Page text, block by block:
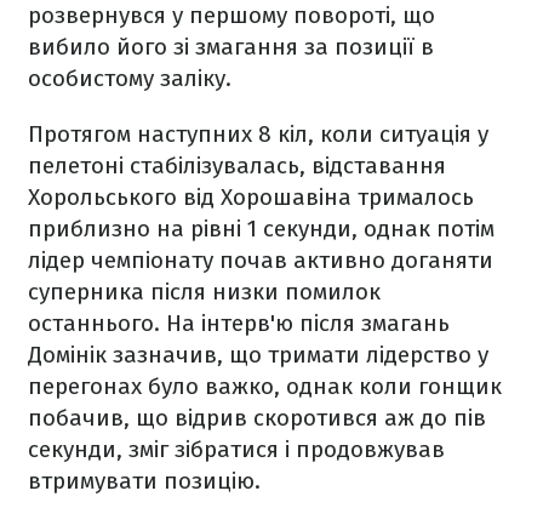
розвернувся у першому повороті, що
вибило його зі змагання за позиції в
особистому заліку.
Протягом наступних 8 кіл, коли ситуація у
пелетоні стабілізувалась, відставання
Хорольського від Хорошавіна трималось
приблизно на рівні 1 секунди, однак потім
лідер чемпіонату почав активно доганяти
суперника після низки помилок
останнього. На інтерв'ю після змагань
Домінік зазначив, що тримати лідерство у
перегонах було важко, однак коли гонщик
побачив, що відрив скоротився аж до пів
секунди, зміг зібратися і продовжував
втримувати позицію.